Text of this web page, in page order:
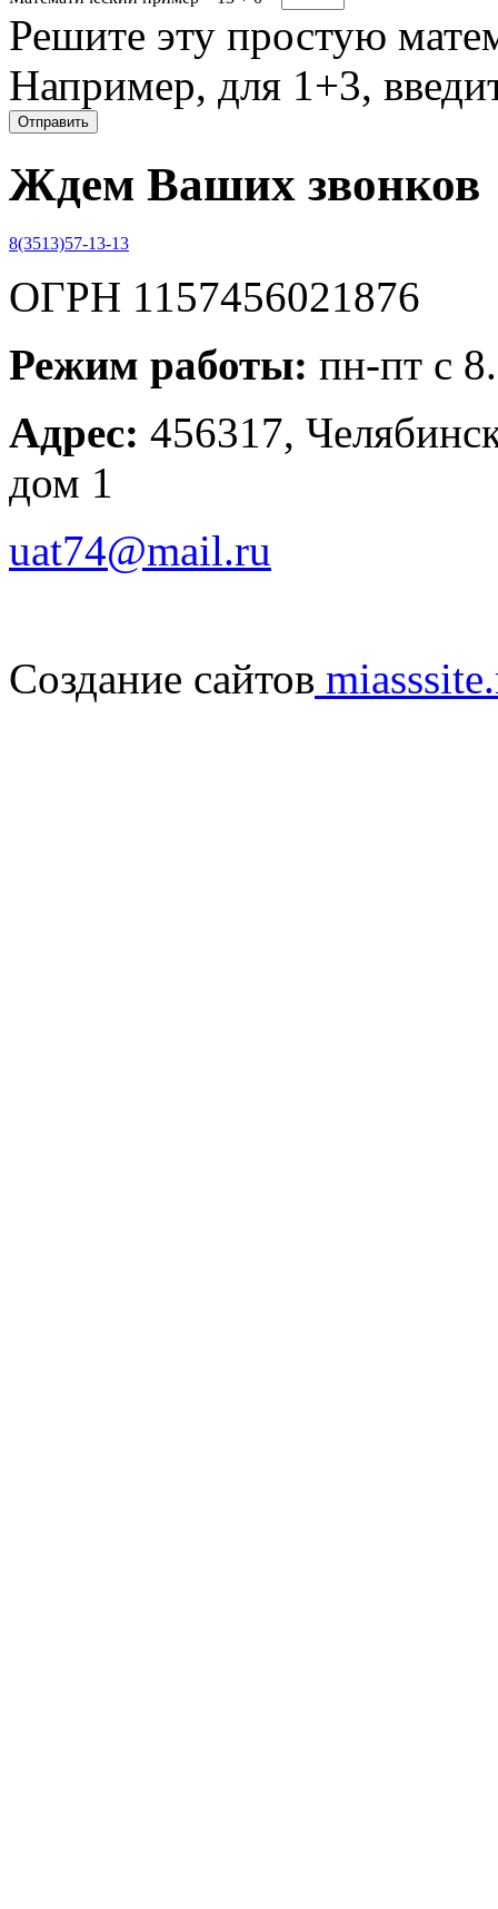
Решите эту простую
Например, для 1+3,
Ждем Ваших звонков
8(3513)57-13-13
ОГРН 1157456021876
Режим работы: пн-пт с
Адрес: 456317,
дом 1
uat74@mail.ru
Создание сайтов